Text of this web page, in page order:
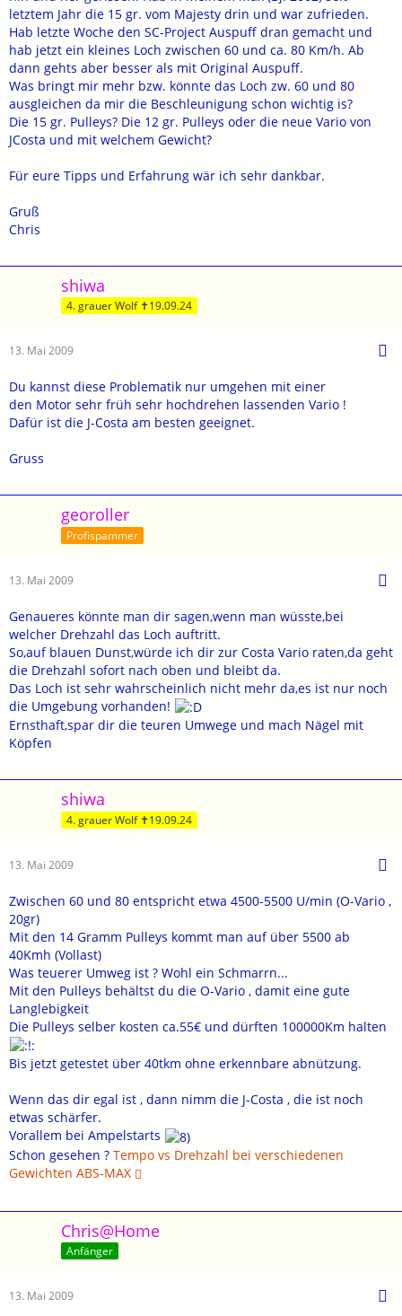
letztem Jahr die 15 gr. vom Majesty drin und war zufrieden.
Hab letzte Woche den SC-Project Auspuff dran gemacht und
hab jetzt ein kleines Loch zwischen 60 und ca. 80 Km/h. Ab
dann gehts aber besser als mit Original Auspuff.
Was bringt mir mehr bzw. könnte das Loch zw. 60 und 80
ausgleichen da mir die Beschleunigung schon wichtig is?
Die 15 gr. Pulleys? Die 12 gr. Pulleys oder die neue Vario von
JCosta und mit welchem Gewicht?
Für eure Tipps und Erfahrung wär ich sehr dankbar.
Gruß
Chris
shiwa
4. grauer Wolf ✝19.09.24
13. Mai 2009
Du kannst diese Problematik nur umgehen mit einer
den Motor sehr früh sehr hochdrehen lassenden Vario !
Dafür ist die J-Costa am besten geeignet.
Gruss
georoller
Profispammer
13. Mai 2009
Genaueres könnte man dir sagen,wenn man wüsste,bei
welcher Drehzahl das Loch auftritt.
So,auf blauen Dunst,würde ich dir zur Costa Vario raten,da geht
die Drehzahl sofort nach oben und bleibt da.
Das Loch ist sehr wahrscheinlich nicht mehr da,es ist nur noch
die Umgebung vorhanden!
Ernsthaft,spar dir die teuren Umwege und mach Nägel mit
Köpfen
shiwa
4. grauer Wolf ✝19.09.24
13. Mai 2009
Zwischen 60 und 80 entspricht etwa 4500-5500 U/min (O-Vario ,
20gr)
Mit den 14 Gramm Pulleys kommt man auf über 5500 ab
40Kmh (Vollast)
Was teuerer Umweg ist ? Wohl ein Schmarrn...
Mit den Pulleys behältst du die O-Vario , damit eine gute
Langlebigkeit
Die Pulleys selber kosten ca.55€ und dürften 100000Km halten
Bis jetzt getestet über 40tkm ohne erkennbare abnützung.
Wenn das dir egal ist , dann nimm die J-Costa , die ist noch
etwas schärfer.
Vorallem bei Ampelstarts
Schon gesehen ? Tempo vs Drehzahl bei verschiedenen
Gewichten ABS-MAX
Chris@Home
Anfänger
13. Mai 2009